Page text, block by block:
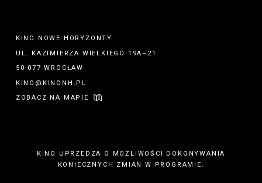
KINO NOWE HORYZONTY
UL. KAZIMIERZA WIELKIEGO 19A–21
50-077 WROCŁAW
KINO@KINONH.PL
ZOBACZ NA MAPIE
KINO UPRZEDZA O MOŻLIWOŚCI DOKONYWANIA
KONIECZNYCH ZMIAN W PROGRAMIE.